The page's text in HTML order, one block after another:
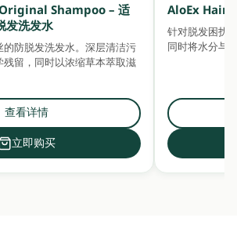
Shampoo – 适
发洗发水
防脱发洗发水。深层清洁污
留，同时以浓缩草本萃取滋
查看详情
立即购买
AloEx Hair
针对脱发困扰
同时将水分与